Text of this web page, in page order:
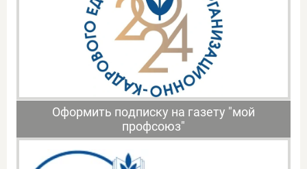
Оформить подписку на газету "мой
профсоюз"